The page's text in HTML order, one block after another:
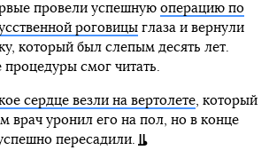
провели успешную операцию по
роговицыглаза и вернули
который был слепым десять лет.
процедуры смог читать.
сердце везли на вертолете, который
врач уронил его на пол, но в конце
пересадили.